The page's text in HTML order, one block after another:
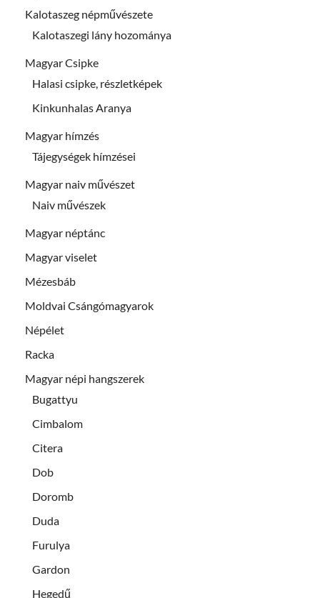
Kalotaszeg népművészete
Kalotaszegi lány hozománya
Magyar Csipke
Halasi csipke, részletképek
Kinkunhalas Aranya
Magyar hímzés
Tájegységek hímzései
Magyar naiv művészet
Naiv művészek
Magyar néptánc
Magyar viselet
Mézesbáb
Moldvai Csángómagyarok
Népélet
Racka
Magyar népi hangszerek
Bugattyu
Cimbalom
Citera
Dob
Doromb
Duda
Furulya
Gardon
Hegedű